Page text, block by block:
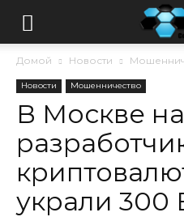
Домой Новости
Новости Мошенничество
В Москве на
украли 300